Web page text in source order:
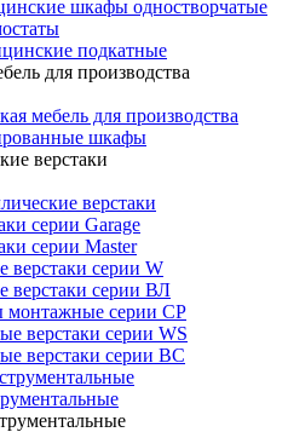
шкафы одностворчатые
подкатные
для производства
мебель для производства
шкафы
верстаки
верстаки
серии Garage
серии Master
верстаки серии W
верстаки серии ВЛ
монтажные серии СР
верстаки серии WS
верстаки серии ВС